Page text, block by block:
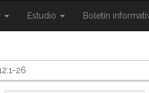
{{
Estudio
{{
Boletín